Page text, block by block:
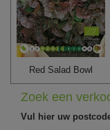
Red Salad Bowl
Zoek een
Vul hier uw